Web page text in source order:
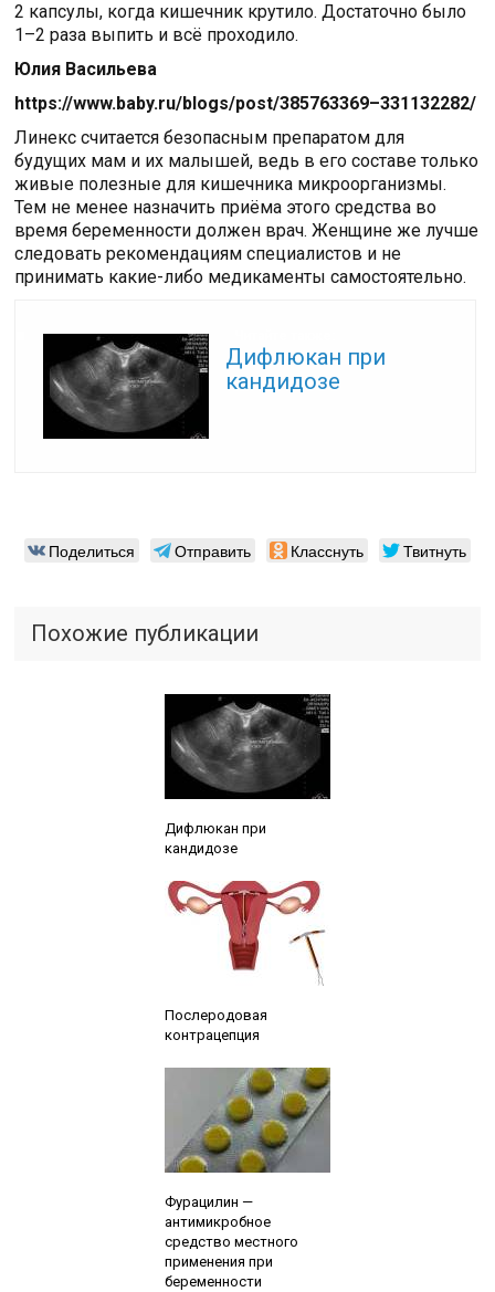
2 капсулы, когда кишечник крутило. Достаточно было
1–2 раза выпить и всё проходило.
Юлия Васильева
https://www.baby.ru/blogs/post/385763369–331132282/
Линекс считается безопасным препаратом для
будущих мам и их малышей, ведь в его составе только
живые полезные для кишечника микроорганизмы.
Тем не менее назначить приёма этого средства во
время беременности должен врач. Женщине же лучше
следовать рекомендациям специалистов и не
принимать какие-либо медикаменты самостоятельно.
Дифлюкан при
кандидозе
Поделиться Отправить Класснуть Твитнуть
Похожие публикации
Дифлюкан при
кандидозе
Послеродовая
контрацепция
Фурацилин —
антимикробное
средство местного
применения при
беременности